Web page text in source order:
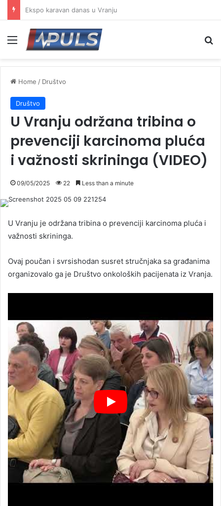
Menu
Home / Društvo
Društvo
U Vranju održana tribina o
prevenciji karcinoma pluća
i važnosti skrininga (VIDEO)
09/05/2025 22 Less than a minute
U Vranju je održana tribina o prevenciji karcinoma pluća i
važnosti skrininga.
Ovaj poučan i svrsishodan susret stručnjaka sa građanima
organizovalo ga je Društvo onkoloških pacijenata iz Vranja.